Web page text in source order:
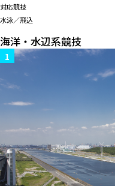
対応競技
水泳／飛込
海洋・水辺系競技
1